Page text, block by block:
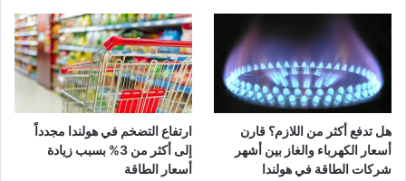
هل تدفع أكثر من اللازم؟ قارن
أسعار الكهرباء والغاز بين أشهر
شركات الطاقة في هولندا
ارتفاع التضخم في هولندا مجدداً
إلى أكثر من 3% بسبب زيادة
أسعار الطاقة